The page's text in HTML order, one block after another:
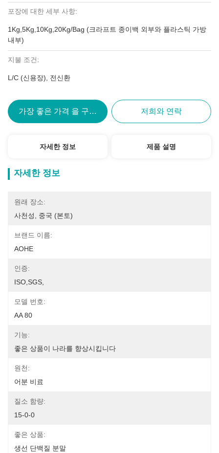
포장에 대한 세부 사항:
1Kg,5Kg,10Kg,20Kg/Bag (크라프트 종이백 외부와 플라스틱 가방
내부)
지불 조건:
L/C (신용장), 전신환
가장 좋은 가격 을 구하라 저희와 연락
자세한 정보 제품 설명
자세한 정보
원래 장소:
사천성, 중국 (본토)
브랜드 이름:
AOHE
인증:
ISO,SGS,
모델 번호:
AA 80
기능:
좋은 상품이 나라를 향상시킵니다
원천:
어분 비료
질소 함량:
15-0-0
좋은 상품:
생선 단백질 분말